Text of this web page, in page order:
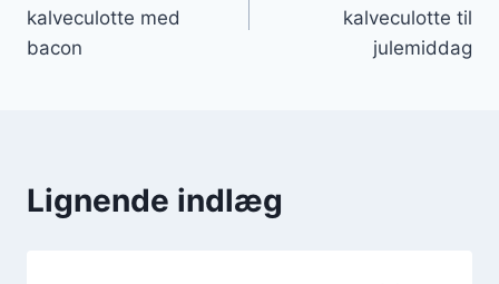
kalveculotte med
bacon
kalveculotte til
julemiddag
Lignende indlæg